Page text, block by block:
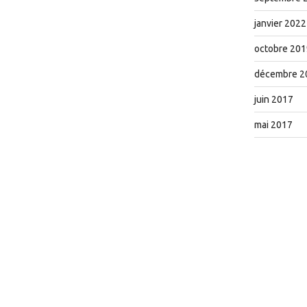
janvier 2022
octobre
décembre
juin 2017
mai 2017